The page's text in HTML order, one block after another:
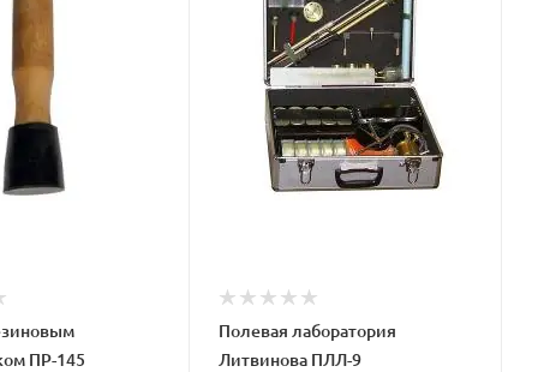
ПР-145
Полевая лаборатория
Литвинова ПЛЛ-9